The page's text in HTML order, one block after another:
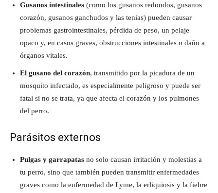
Gusanos intestinales (como los gusanos redondos, gusanos
corazón, gusanos ganchudos y las tenias) pueden causar
problemas gastrointestinales, pérdida de peso, un pelaje
opaco y, en casos graves, obstrucciones intestinales o daño a
órganos vitales.
El gusano del corazón, transmitido por la picadura de un
mosquito infectado, es especialmente peligroso y puede ser
fatal si no se trata, ya que afecta el corazón y los pulmones
del perro.
Parásitos externos
Pulgas y garrapatas no solo causan irritación y molestias a
tu perro, sino que también pueden transmitir enfermedades
graves como la enfermedad de Lyme, la erliquiosis y la fiebre